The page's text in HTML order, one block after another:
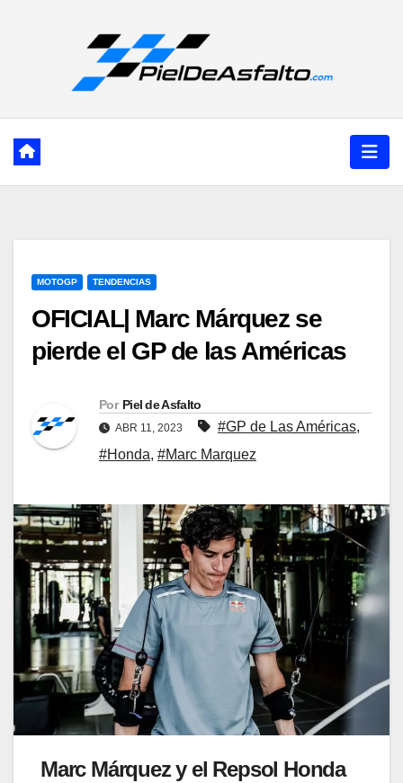
MOTOGP TENDENCIAS
OFICIAL| Marc Márquez se
pierde el GP de las Américas
Por Piel de Asfalto
ABR 11, 2023 #GP de Las Américas,
#Honda, #Marc Marquez
Marc Márquez y el Repsol Honda